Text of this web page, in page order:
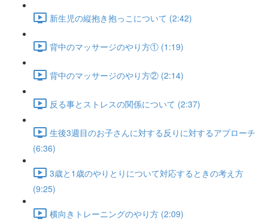
新生児の縦抱き抱っこについて (2:42)
背中のマッサージのやり方① (1:19)
背中のマッサージのやり方② (2:14)
反る事とストレスの関係について (2:37)
生後3週目のお子さんに対する反りに対するアプローチ
(6:36)
3歳と1歳のやりとりについて対応するときの考え方
(9:25)
横向きトレーニングのやり方 (2:09)